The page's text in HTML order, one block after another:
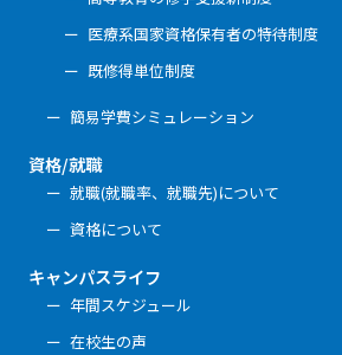
医療系国家資格保有者の特待制度
既修得単位制度
簡易学費シミュレーション
資格/就職
就職(就職率、就職先)について
資格について
キャンパスライフ
年間スケジュール
在校生の声